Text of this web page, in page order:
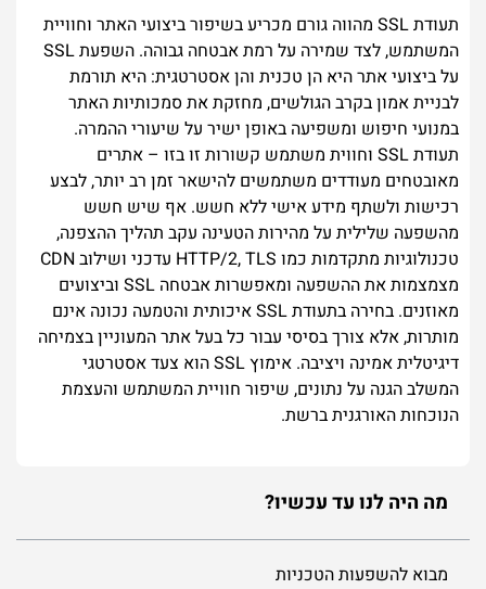
תעודת SSL מהווה גורם מכריע בשיפור ביצועי האתר וחוויית
המשתמש, לצד שמירה על רמת אבטחה גבוהה. השפעת SSL
על ביצועי אתר היא הן טכנית והן אסטרטגית: היא תורמת
לבניית אמון בקרב הגולשים, מחזקת את סמכותיות האתר
במנועי חיפוש ומשפיעה באופן ישיר על שיעורי ההמרה.
תעודת SSL וחווית משתמש קשורות זו בזו – אתרים
מאובטחים מעודדים משתמשים להישאר זמן רב יותר, לבצע
רכישות ולשתף מידע אישי ללא חשש. אף שיש חשש
מהשפעה שלילית על מהירות הטעינה עקב תהליך ההצפנה,
טכנולוגיות מתקדמות כמו HTTP/2, TLS עדכני ושילוב CDN
מצמצמות את ההשפעה ומאפשרות אבטחה SSL וביצועים
מאוזנים. בחירה בתעודת SSL איכותית והטמעה נכונה אינם
מותרות, אלא צורך בסיסי עבור כל בעל אתר המעוניין בצמיחה
דיגיטלית אמינה ויציבה. אימוץ SSL הוא צעד אסטרטגי
המשלב הגנה על נתונים, שיפור חוויית המשתמש והעצמת
הנוכחות האורגנית ברשת.
מה היה לנו עד עכשיו?
מבוא להשפעות הטכניות